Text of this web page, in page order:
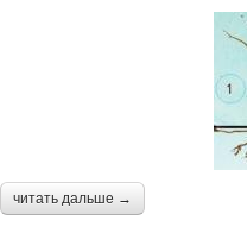
читать дальше →